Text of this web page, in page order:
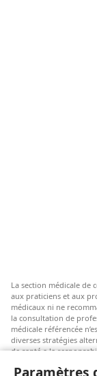
Paramètres
La section médicale
aux praticiens et aux
médicaux ni ne
la consultation de
médicale référencée
diverses stratégies
de santé a la
à faire des choix selon